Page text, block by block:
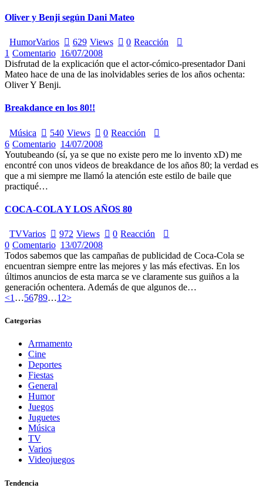
Oliver y Benji según Dani Mateo
HumorVarios 629 Views 0 Reacción
1 Comentario 16/07/2008
Disfrutad de la explicación que el actor-cómico-presentador Dani
Mateo hace de una de las inolvidables series de los años ochenta:
Oliver Y Benji.
Breakdance en los 80!!
Música 540 Views 0 Reacción
6 Comentario 14/07/2008
Youtubeando (sí, ya se que no existe pero me lo invento xD) me
encontré con unos videos de breakdance de los años 80; la verdad es
que a mi siempre me llamó la atención este estilo de baile que
practiqué…
COCA-COLA Y LOS AÑOS 80
TVVarios 972 Views 0 Reacción
0 Comentario 13/07/2008
Todos sabemos que las campañas de publicidad de Coca-Cola se
encuentran siempre entre las mejores y las más efectivas. En los
últimos anuncios de esta marca se ve claramente sus guiños a la
generación ochentera. Además de que algunos de…
Paginación
de
<Page
1 …Page
5Page
6Page
7Page
8Page
9…Page
12>
Categorias
Armamento
Cine
Deportes
Fiestas
General
Humor
Juegos
Juguetes
Música
TV
Varios
Videojuegos
Tendencia